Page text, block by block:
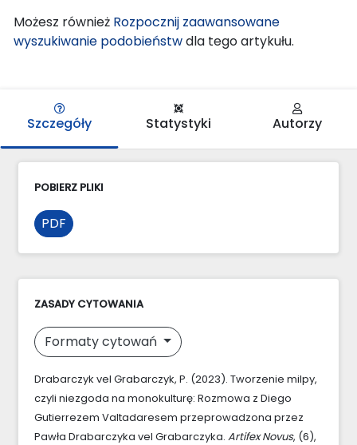
Możesz również Rozpocznij zaawansowane
wyszukiwanie podobieństwdla tego artykułu.
Szczegóły Statystyki Autorzy
POBIERZ PLIKI
PDF
ZASADY CYTOWANIA
Formaty cytowań
Drabarczyk vel Grabarczyk, P. (2023). Tworzenie milpy,
czyli niezgoda na monokulturę: Rozmowa z Diego
Gutierrezem Valtadaresem przeprowadzona przez
Pawła Drabarczyka vel Grabarczyka. Artifex Novus, (6),